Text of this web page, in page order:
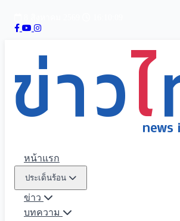
หน้าแรก
ประเด็นร้อน
ข่าว
บทความ